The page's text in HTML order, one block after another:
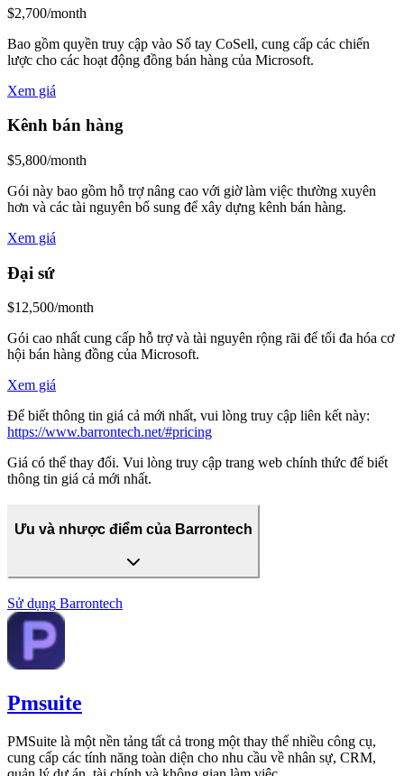
$2,700/month
Bao gồm quyền truy cập vào Sổ tay CoSell, cung cấp các chiến
lược cho các hoạt động đồng bán hàng của Microsoft.
Xem giá
Kênh bán hàng
$5,800/month
Gói này bao gồm hỗ trợ nâng cao với giờ làm việc thường xuyên
hơn và các tài nguyên bổ sung để xây dựng kênh bán hàng.
Xem giá
Đại sứ
$12,500/month
Gói cao nhất cung cấp hỗ trợ và tài nguyên rộng rãi để tối đa hóa cơ
hội bán hàng đồng của Microsoft.
Xem giá
Để biết thông tin giá cả mới nhất, vui lòng truy cập liên kết này:
https://www.barrontech.net/#pricing
Giá có thể thay đổi. Vui lòng truy cập trang web chính thức để biết
thông tin giá cả mới nhất.
Ưu và nhược điểm của Barrontech
Sử dụng Barrontech
Pmsuite
PMSuite là một nền tảng tất cả trong một thay thế nhiều công cụ,
cung cấp các tính năng toàn diện cho nhu cầu về nhân sự, CRM,